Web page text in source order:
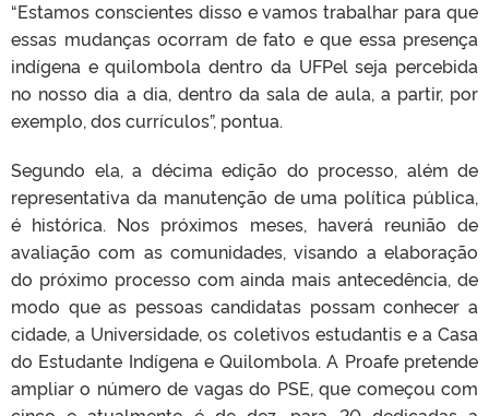
“Estamos conscientes disso e vamos trabalhar para que
essas mudanças ocorram de fato e que essa presença
indígena e quilombola dentro da UFPel seja percebida
no nosso dia a dia, dentro da sala de aula, a partir, por
exemplo, dos currículos”, pontua.
Segundo ela, a décima edição do processo, além de
representativa da manutenção de uma política pública,
é histórica. Nos próximos meses, haverá reunião de
avaliação com as comunidades, visando a elaboração
do próximo processo com ainda mais antecedência, de
modo que as pessoas candidatas possam conhecer a
cidade, a Universidade, os coletivos estudantis e a Casa
do Estudante Indígena e Quilombola. A Proafe pretende
ampliar o número de vagas do PSE, que começou com